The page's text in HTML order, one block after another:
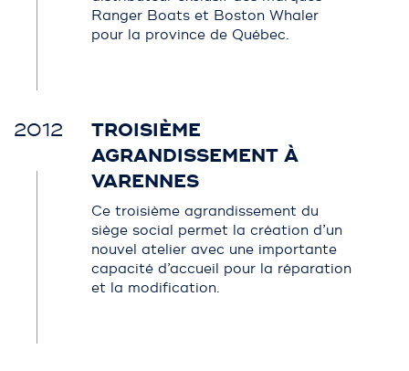
Ranger Boats et Boston Whaler
pour la province de Québec.
TROISIÈME
AGRANDISSEMENT À
VARENNES
2012
Ce troisième agrandissement du
siège social permet la création d’un
nouvel atelier avec une importante
capacité d’accueil pour la réparation
et la modification.